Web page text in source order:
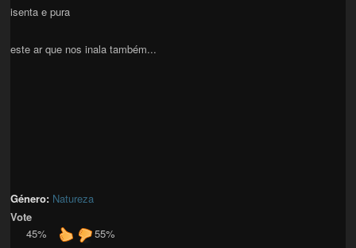
isenta e pura
este ar que nos inala também...
Género: Natureza
Vote
45%
55%